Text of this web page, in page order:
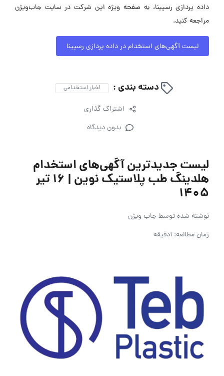
داده پردازی رسپینا، به صفحه ویژه این شرکت در سایت جاب‌ویژن
مراجعه کنید.
لیست آگهی‌های استخدام در داده پردازی رسپینا
دسته بندی : اخبار استخدامی
اشتراک گذاری
بدون دیدگاه
لیست جدیدترین آگهی‌های استخدام
هلدینگ طب پلاستیک نوین | ۱۶ تیر
۱۴۰۵
نوشته شده توسطجاب ویژن
زمان مطالعه: 1دقیقه